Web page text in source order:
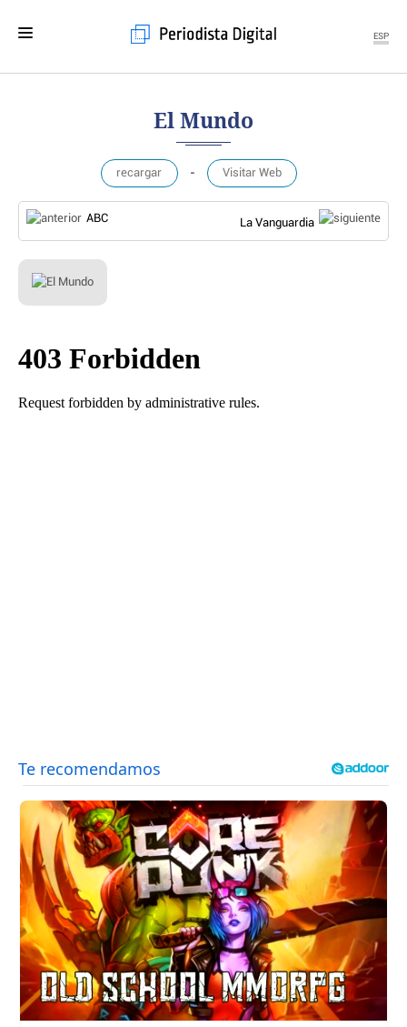
ESP
PERIODISMO
ECONOMÍA
GENTE
BLOGS
VÍDEOS
TEMAS
PERSONAJES
ORGANISMOS
LUGARES
AUTORES
HEMEROTECA
SERVICIOS
OFERTAS
El Mundo
recargar - Visitar Web
ABC La Vanguardia